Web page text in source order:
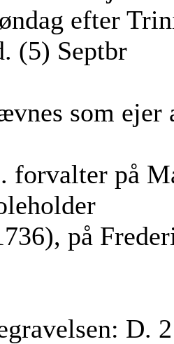
efter
(5) Septbr
som
forvalter på
på
D.